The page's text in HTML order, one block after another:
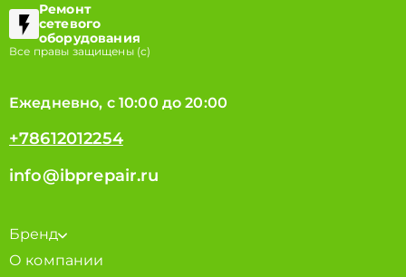
Ремонт
сетевого
оборудования
Все правы защищены (с)
Ежедневно, с 10:00 до 20:00
+78612012254
info@ibprepair.ru
Бренд
О компании